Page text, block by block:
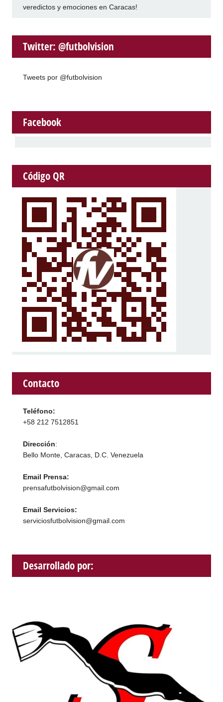
veredictos y emociones en Caracas!
Twitter: @futbolvision
Tweets por @futbolvision
Facebook
Código QR
Contacto
Teléfono:
+58 212 7512851
Dirección:
Bello Monte, Caracas, D.C. Venezuela
Email Prensa:
prensafutbolvision@gmail.com
Email Servicios:
serviciosfutbolvision@gmail.com
Desarrollado por: